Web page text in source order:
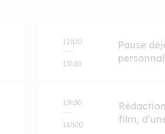
12h30
13h30
Pause
13h30
16h00
film,